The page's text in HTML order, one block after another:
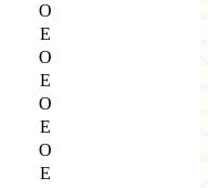
O
E
O
E
O
E
O
E